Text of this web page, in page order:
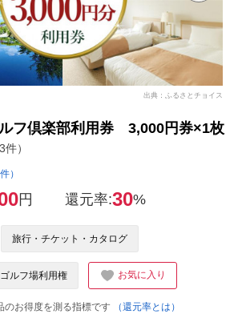
出典：ふるさとチョイス
フ倶楽部利用券 3,000円券×1枚
）
）
円 還元率:30%
旅行・チケット・カタログ
ゴルフ場利用権 お気に入り
お得度を測る指標です
（還元率とは）